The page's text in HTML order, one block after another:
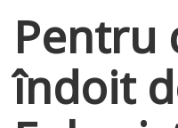
Pentru
îndoit